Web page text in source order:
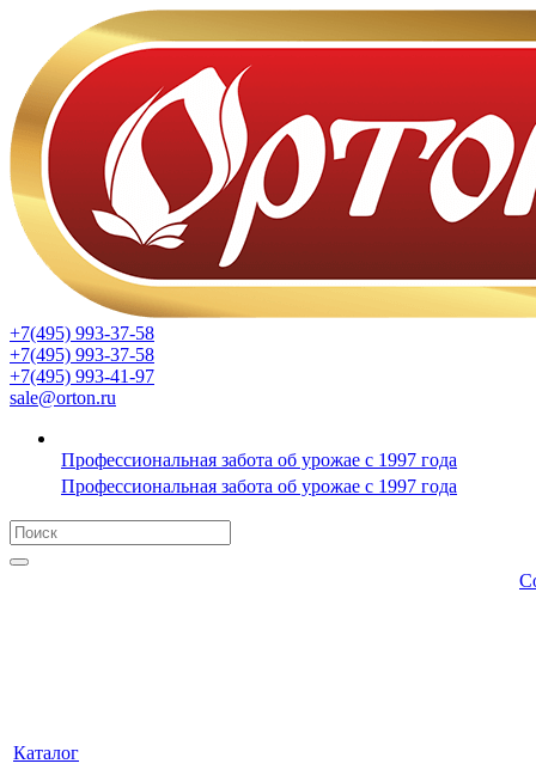
+7(495) 993-37-58
+7(495) 993-37-58
+7(495) 993-41-97
sale@orton.ru
Профессиональная забота об урожае с 1997 года
Профессиональная забота об урожае с 1997 года
Каталог